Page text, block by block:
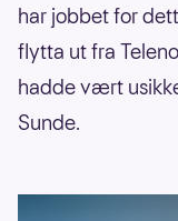
har jobbet for
flytta ut fra
hadde vært
Sunde.